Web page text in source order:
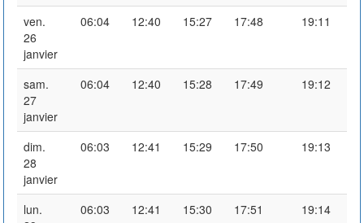
ven.
26
janvier
06:04 12:40 15:27 17:48 19:11
sam.
27
janvier
06:04 12:40 15:28 17:49 19:12
dim.
28
janvier
06:03 12:41 15:29 17:50 19:13
lun.
06:03 12:41 15:30 17:51 19:14